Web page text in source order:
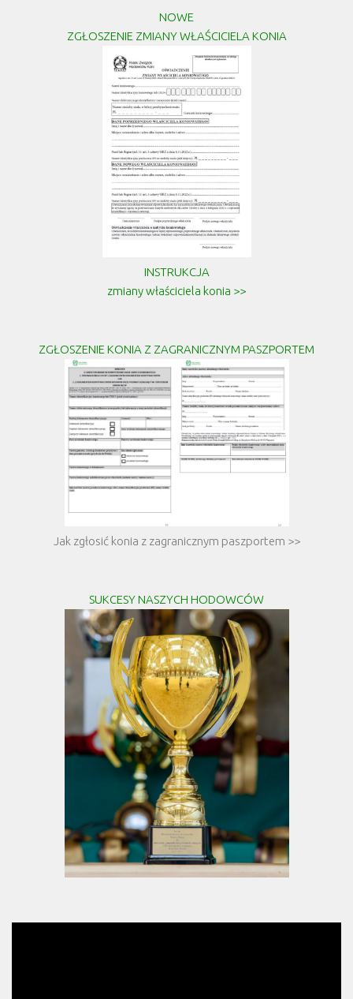
NOWE
ZGŁOSZENIE ZMIANY WŁAŚCICIELA KONIA
INSTRUKCJA
zmiany właściciela konia >>
ZGŁOSZENIE KONIA Z ZAGRANICZNYM PASZPORTEM
Jak zgłosić konia z zagranicznym paszportem >>
SUKCESY NASZYCH HODOWCÓW